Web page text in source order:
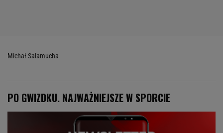
Michał Salamucha